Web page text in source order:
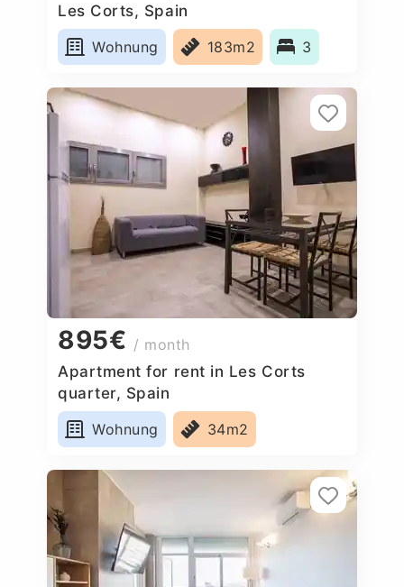
Les Corts, Spain
Wohnung
183m2 3
895€ / month
Apartment for rent in Les Corts
quarter, Spain
Wohnung
34m2